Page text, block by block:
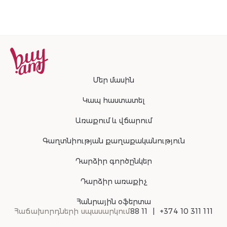
Մեր մասին
Կապ հաստատել
Առաքում և վճարում
Գաղտնիության քաղաքականություն
Դարձիր գործընկեր
Դարձիր առաքիչ
Հանրային օֆերտա
Հաճախորդների սպասարկում88 11 +374 10 311 111